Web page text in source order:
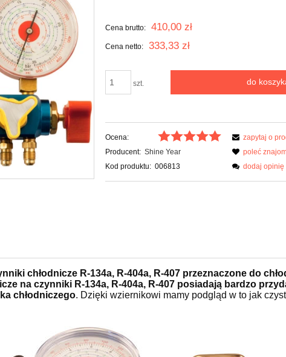
płatności
Cena brutto: 410,00 zł
Cena netto: 333,33 zł
szt. do
Ocena:
Producent: Shine Year
Kod produktu: 006813
zapytaj o
poleć
dodaj opinię
chłodnicze R-134a, R-404a, R-407 przeznaczone do
na czynniki R-134a, R-404a, R-407 posiadają bardzo
chłodniczego. Dzięki wziernikowi mamy podgląd w to jak